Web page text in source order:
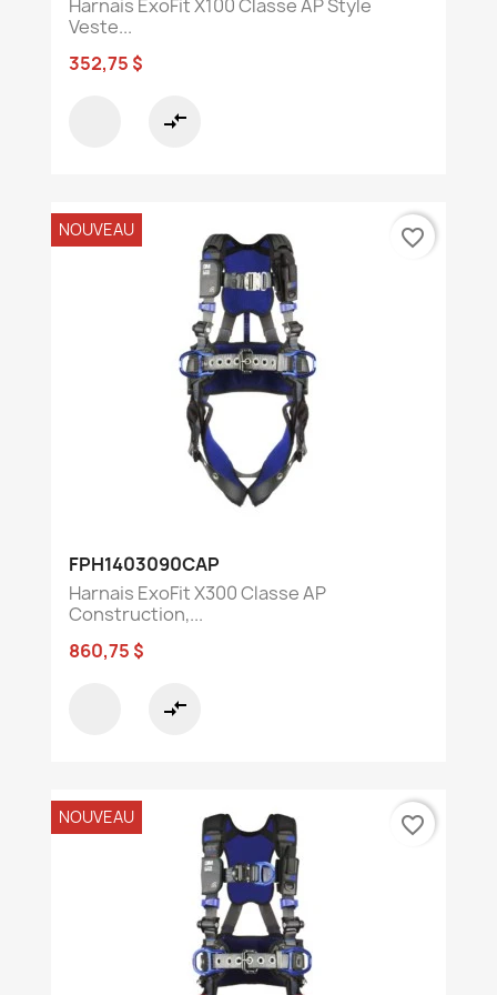
Harnais ExoFit X100 Classe AP Style
Veste...
352,75 $
compare_arrows
FPH1403090CAP
Harnais ExoFit X300 Classe AP
Construction,...
860,75 $
compare_arrows
NOUVEAU favorite_border
NOUVEAU favorite_border